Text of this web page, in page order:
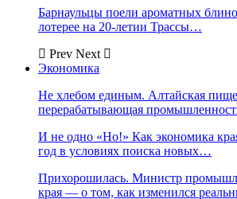
Барнаульцы поели ароматных
лотерее на 20-летии Трассы…
Prev Next
Экономика
Не хлебом единым. Алтайская
перерабатывающая
И не одно «Но!» Как экономика
год в условиях поиска новых…
Прихорошилась. Министр
края — о том, как изменился